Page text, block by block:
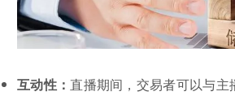
互动性： 直播期间，交易者可以与